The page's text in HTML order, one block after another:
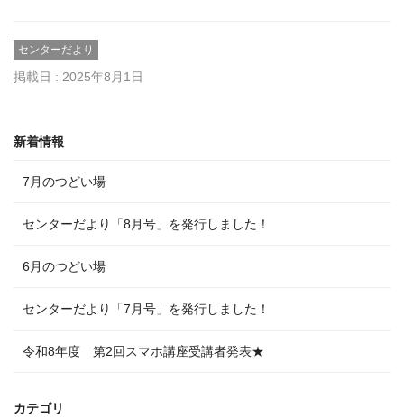
センターだより
掲載日 : 2025年8月1日
新着情報
7月のつどい場
センターだより「8月号」を発行しました！
6月のつどい場
センターだより「7月号」を発行しました！
令和8年度 第2回スマホ講座受講者発表★
カテゴリ